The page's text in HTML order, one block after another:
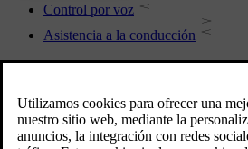
Control por voz
Asistencia a la conducción